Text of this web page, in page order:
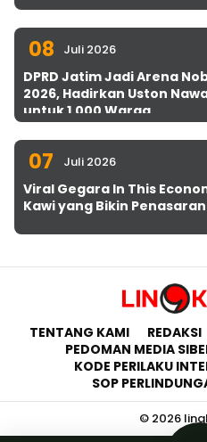
08 Juli 2026
DPRD Jatim Jadi Arena
2026, Hadirkan Uston
untuk 1.000 Warga
07 Juli 2026
Viral Gegara In This
Kawi yang Bikin Penasaran
TENTANG KAMI REDAKSI
PEDOMAN MEDIA
KODE PERILAKU
SOP
© 2026